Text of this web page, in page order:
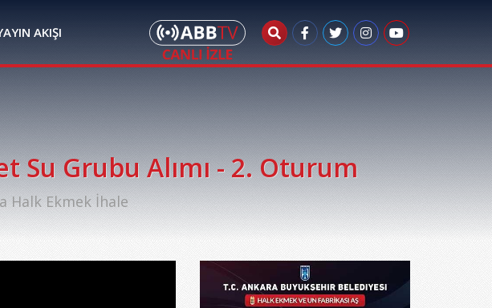
AKIŞI
Su Grubu Alımı - 2. Oturum
Halk Ekmek İhale